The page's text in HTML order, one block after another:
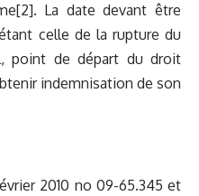
[2]. La date devant être
celle de la rupture du
point de départ du droit
indemnisation de son
2010 no 09-65.345 et